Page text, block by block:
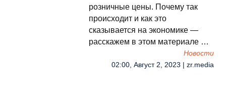
розничные цены. Почему так
происходит и как это
сказывается на экономике —
расскажем в этом материале …
Новости
02:00, Август 2, 2023 | zr.media